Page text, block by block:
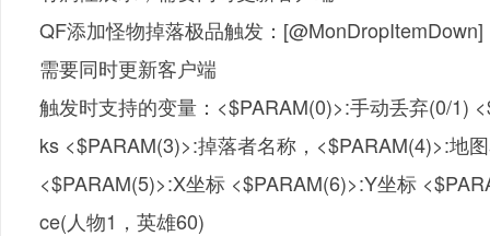
QF添加怪物掉落极品触发：
需要同时更新客户端
触发时支持的变量：<$PARAM(0)>:手动丢弃(0/1)
ks <$PARAM(3)>:掉落者名称，<$PARAM(4)>:地
<$PARAM(5)>:X坐标 <$PARAM(6)>:Y坐标
ce(人物1，英雄60)